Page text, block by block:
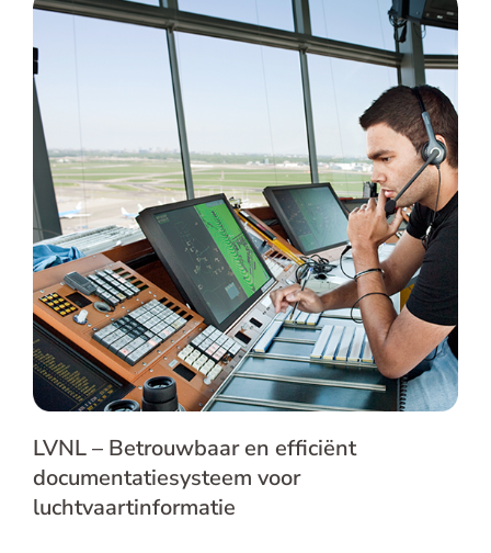
LVNL – Betrouwbaar en efficiënt
documentatiesysteem voor
luchtvaartinformatie
LVNL – Betrouwbaar en efficiënt
documentatiesysteem voor
luchtvaartinformatie